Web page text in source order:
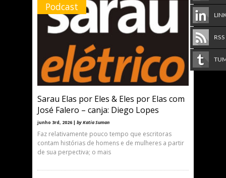
Podcast
Sarau Elas por Eles & Eles por Elas com
José Falero – canja: Diego Lopes
junho 3rd, 2026 | by Katia Suman
Faz relativamente pouco tempo que escritoras
contam histórias de homens e de mulheres a partir
de sua perpectiva; o mais
RSS